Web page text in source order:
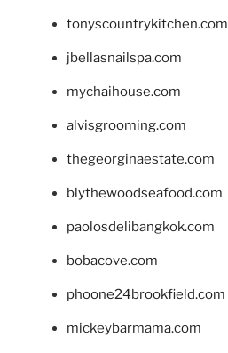
tonyscountrykitchen.com
jbellasnailspa.com
mychaihouse.com
alvisgrooming.com
thegeorginaestate.com
blythewoodseafood.com
paolosdelibangkok.com
bobacove.com
phoone24brookfield.com
mickeybarmama.com